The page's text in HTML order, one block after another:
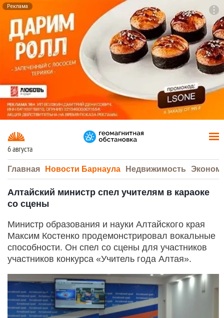
Реклама
6 августа
Главная Новости Барнаула Недвижимость
Алтайский министр спел учителям в караоке
со сцены
Министр образования и науки Алтайского края
Максим Костенко продемонстрировал вокальные
способности. Он спел со сцены для участников
участников конкурса «Учитель года Алтая».